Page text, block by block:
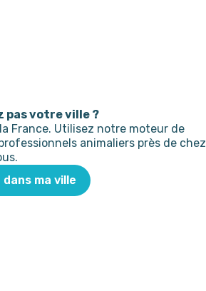
pas votre ville ?
France. Utilisez notre moteur de
animaliers près de chez
ma ville